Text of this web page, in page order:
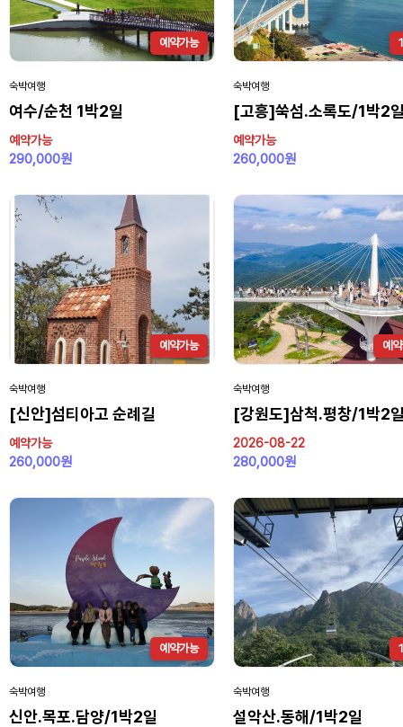
예약가능
숙박여행
여수/순천 1박2일
예약가능
290,000원
숙박여행
[고흥]쑥섬.소록도/1박2
예약가능
260,000원
예약가능
숙박여행
[신안]섬티아고 순례길
예약가능
260,000원
예
숙박여행
[강원도]삼척.평창/1박2
2026-08-22
280,000원
예약가능
숙박여행
신안.목포.담양/1박2일
숙박여행
설악산.동해/1박2일